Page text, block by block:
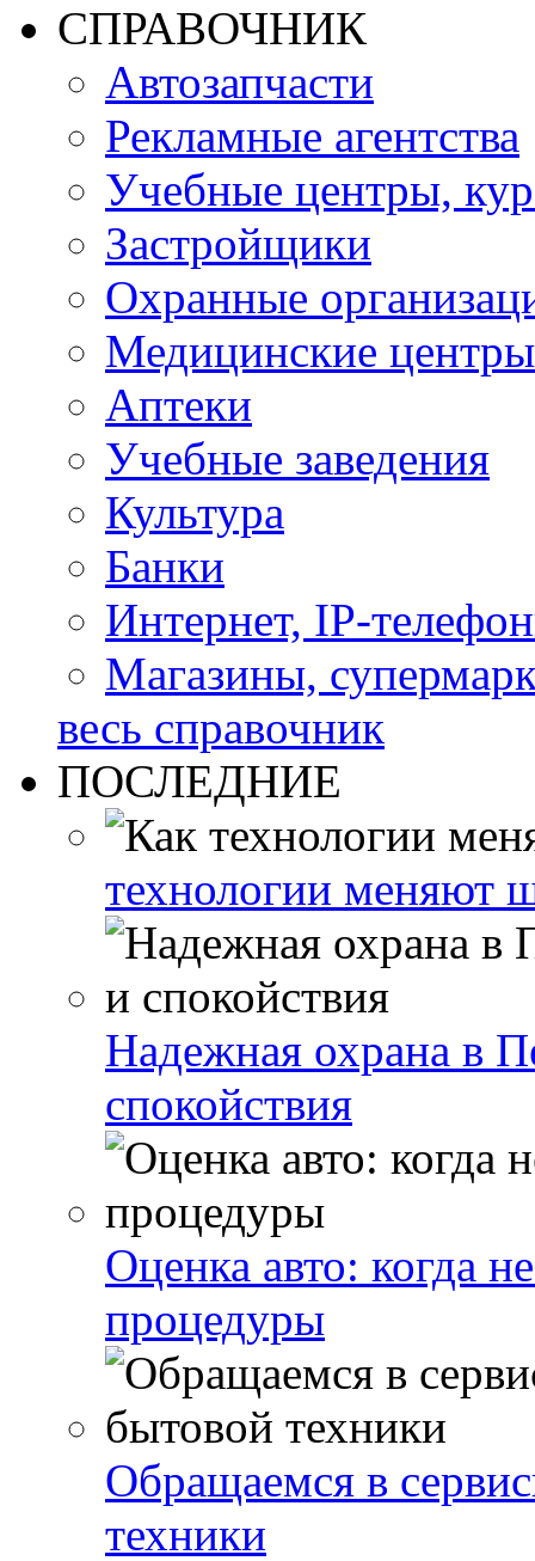
СПРАВОЧНИК
Автозапчасти
Рекламные агентства
Учебные центры,
Застройщики
Охранные
Медицинские центры
Аптеки
Учебные заведения
Культура
Банки
Интернет, IP-
Магазины,
весь справочник
ПОСЛЕДНИЕ
технологии меняют
Надежная охрана в
спокойствия
Оценка авто: когда
процедуры
Обращаемся в
техники